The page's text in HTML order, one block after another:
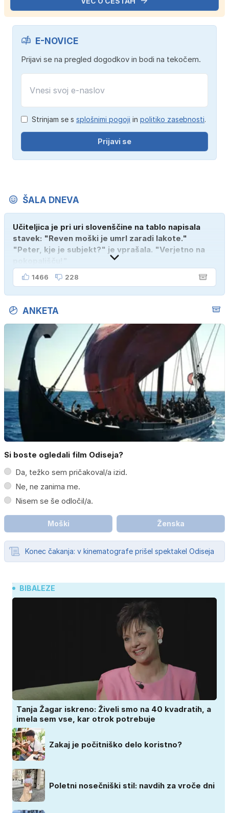
E-NOVICE
Prijavi se na pregled dogodkov in bodi na tekočem.
Strinjam se s splošnimi pogoji in politiko zasebnosti.
Prijavi se
ŠALA DNEVA
Učiteljica je pri uri slovenščine na tablo napisala
stavek: "Reven moški je umrl zaradi lakote."
"Peter, kje je subjekt?" je vprašala. "Verjetno na
1466 228
ANKETA
Si boste ogledali film Odiseja?
Da, težko sem pričakoval/a izid.
Ne, ne zanima me.
Nisem se še odločil/a.
Moški Ženska
Konec čakanja: v kinematografe prišel spektakel Odiseja
BIBALEZE
Tanja Žagar iskreno: Živeli smo na 40 kvadratih, a
imela sem vse, kar otrok potrebuje
Zakaj je počitniško delo koristno?
Poletni nosečniški stil: navdih za vroče dni